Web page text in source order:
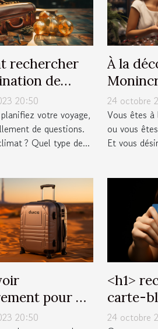
rechercher
de
de partir ?
20:50
votre voyage,
de questions.
? Quel type de...
À la
24 octobre
Vous êtes à
ou vous
Et vous
pour un
?
20:50
˂h1˃
carte-
24 octobre